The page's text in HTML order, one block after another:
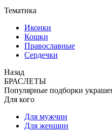
Тематика
Иконки
Кошки
Православные
Сердечки
Назад
БРАСЛЕТЫ
Популярные подборки
Для кого
Для мужчин
Для женщин